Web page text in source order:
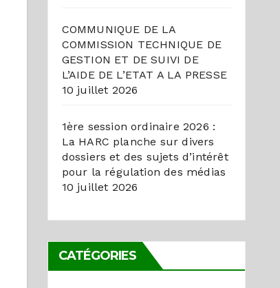
COMMUNIQUE DE LA
COMMISSION TECHNIQUE DE
GESTION ET DE SUIVI DE
L’AIDE DE L’ETAT A LA PRESSE
10 juillet 2026
1ère session ordinaire 2026 :
La HARC planche sur divers
dossiers et des sujets d’intérêt
pour la régulation des médias
10 juillet 2026
CATÉGORIES